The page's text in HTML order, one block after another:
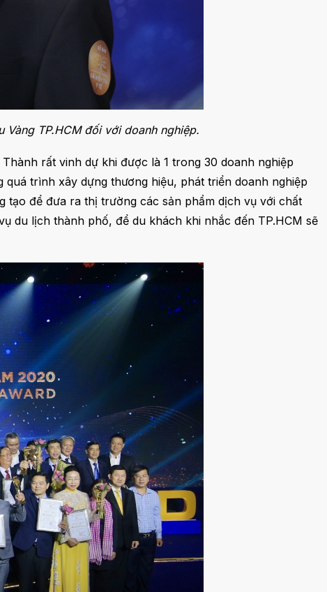
Vàng TP.HCM đối với doanh nghiệp.
rất vinh dự khi được là 1 trong 30 doanh nghiệp
trình xây dựng thương hiệu, phát triển doanh nghiệp
tạo để đưa ra thị trường các sản phẩm dịch vụ với chất
du lịch thành phố, để du khách khi nhắc đến TP.HCM sẽ